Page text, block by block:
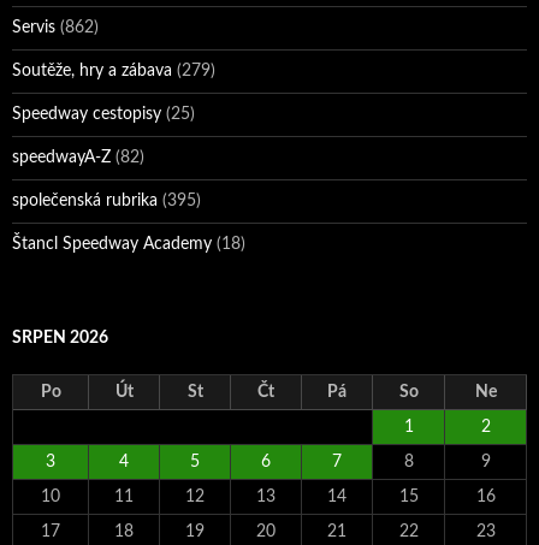
Servis (862)
Soutěže, hry a zábava (279)
Speedway cestopisy (25)
speedwayA-Z (82)
společenská rubrika (395)
Štancl Speedway Academy (18)
SRPEN 2026
Po Út St Čt Pá So Ne
1 2
3 4 5 6 7 8 9
10 11 12 13 14 15 16
17 18 19 20 21 22 23